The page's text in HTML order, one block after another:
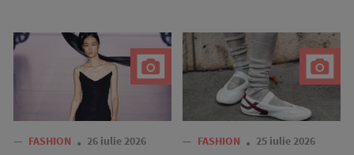
— FASHION 26 iulie 2026 — FASHION 25 iulie 2026